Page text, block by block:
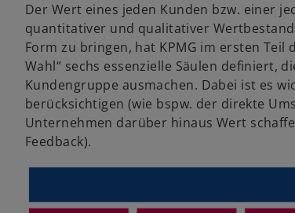
Der Wert eines jeden Kunden bzw. einer
quantitativer und qualitativer
Form zu bringen, hat KPMG im ersten
Wahl“ sechs essenzielle Säulen definiert,
Kundengruppe ausmachen. Dabei ist es
berücksichtigen (wie bspw. der direkte
Unternehmen darüber hinaus Wert
Feedback).